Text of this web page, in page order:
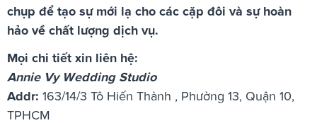
chụp để tạo sự mới lạ cho các cặp đôi và sự hoàn
hảo về chất lượng dịch vụ.
Mọi chi tiết xin liên hệ:
Annie Vy Wedding Studio
Addr: 163/14/3 Tô Hiến Thành , Phường 13, Quận 10,
TPHCM